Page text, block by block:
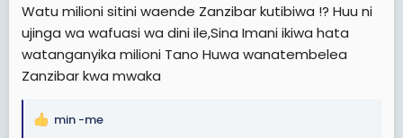
View attachment 3606014
Soma pia
Kaimu Waziri wa Afya-Saada: Hatuwezi Kuwatibu
Kaimu Waziri wa afya Zanzibar: sikusema watu
Watu milioni sitini waende Zanzibar kutibiwa !? Huu ni
ujinga wa wafuasi wa dini ile,Sina Imani ikiwa hata
watanganyika milioni Tano Huwa wanatembelea
Zanzibar kwa mwaka
R
min -me